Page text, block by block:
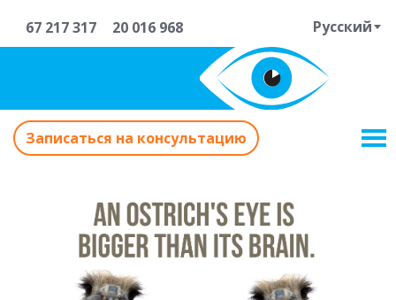
67 217 317 20 016 968 Русский
Записаться на консультацию